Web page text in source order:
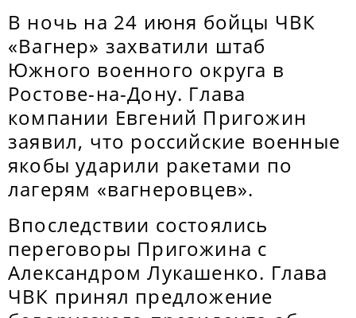
В ночь на 24 июня бойцы ЧВК
«Вагнер» захватили штаб
Южного военного округа в
Ростове-на-Дону. Глава
компании Евгений Пригожин
заявил, что российские военные
якобы ударили ракетами по
лагерям «вагнеровцев».
Впоследствии состоялись
переговоры Пригожина с
Александром Лукашенко. Глава
ЧВК принял предложение